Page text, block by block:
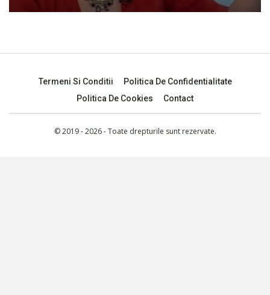
Termeni Si Conditii
Politica De Confidentialitate
Politica De Cookies
Contact
© 2019 - 2026 - Toate drepturile sunt rezervate.